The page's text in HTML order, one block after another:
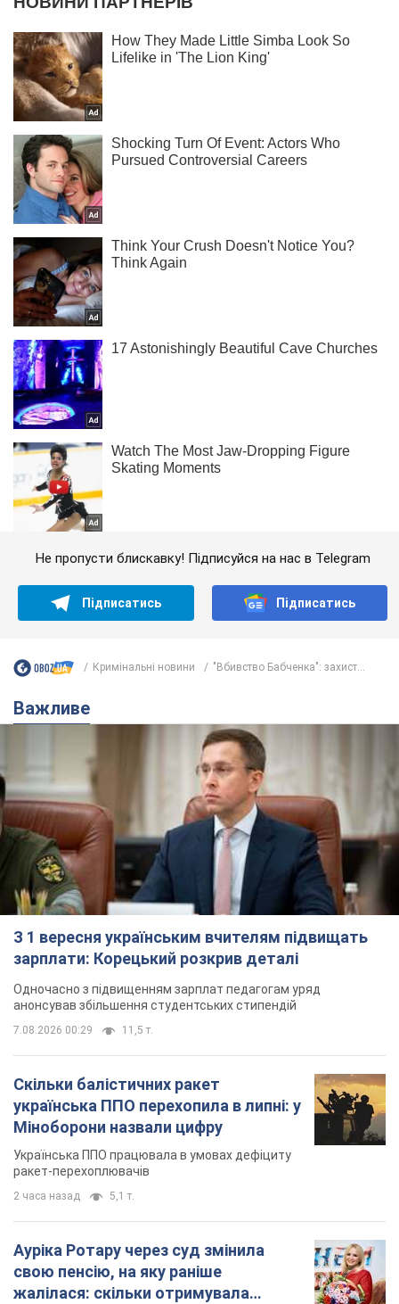
Не пропусти блискавку! Підписуйся на нас в Telegram
Підписатись Підписатись
Кримінальні новини "Вбивство Бабченка": захист...
Важливе
З 1 вересня українським вчителям підвищать
зарплати: Корецький розкрив деталі
Одночасно з підвищенням зарплат педагогам уряд
анонсував збільшення студентських стипендій
7.08.2026 00:29 11,5 т.
Скільки балістичних ракет
українська ППО перехопила в липні: у
Міноборони назвали цифру
Українська ППО працювала в умовах дефіциту
ракет-перехоплювачів
2 часа назад 5,1 т.
Ауріка Ротару через суд змінила
свою пенсію, на яку раніше
жалілася: скільки отримувала